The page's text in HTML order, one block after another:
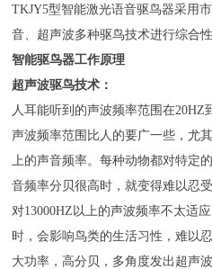
新闻中心
技术中心
关于我们
企业文化
联系我们
TKJY5型智能激光语音驱鸟器采用
音、超声波多种驱鸟技术进行综合性
智能驱鸟器工作原理
超声波驱鸟技术：
人耳能听到的声波频率范围在20HZ
声波频率范围比人的要广一些，尤
上的声音频率。每种动物都对特定
音频率分贝很高时，就变得难以忍
对13000HZ以上的声波频率不太适
时，会影响鸟类的生活习性，难以
大功率，高分贝，多角度发出超声